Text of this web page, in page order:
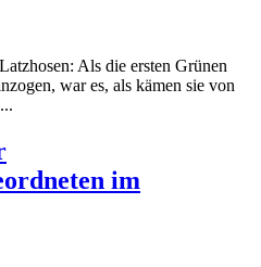
Als die ersten Grünen
war es, als kämen sie von
im